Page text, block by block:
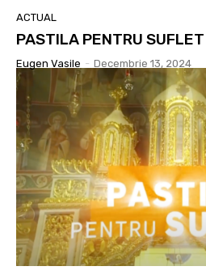
ACTUAL
PASTILA PENTRU SUFLET
Eugen Vasile - Decembrie 13, 2024